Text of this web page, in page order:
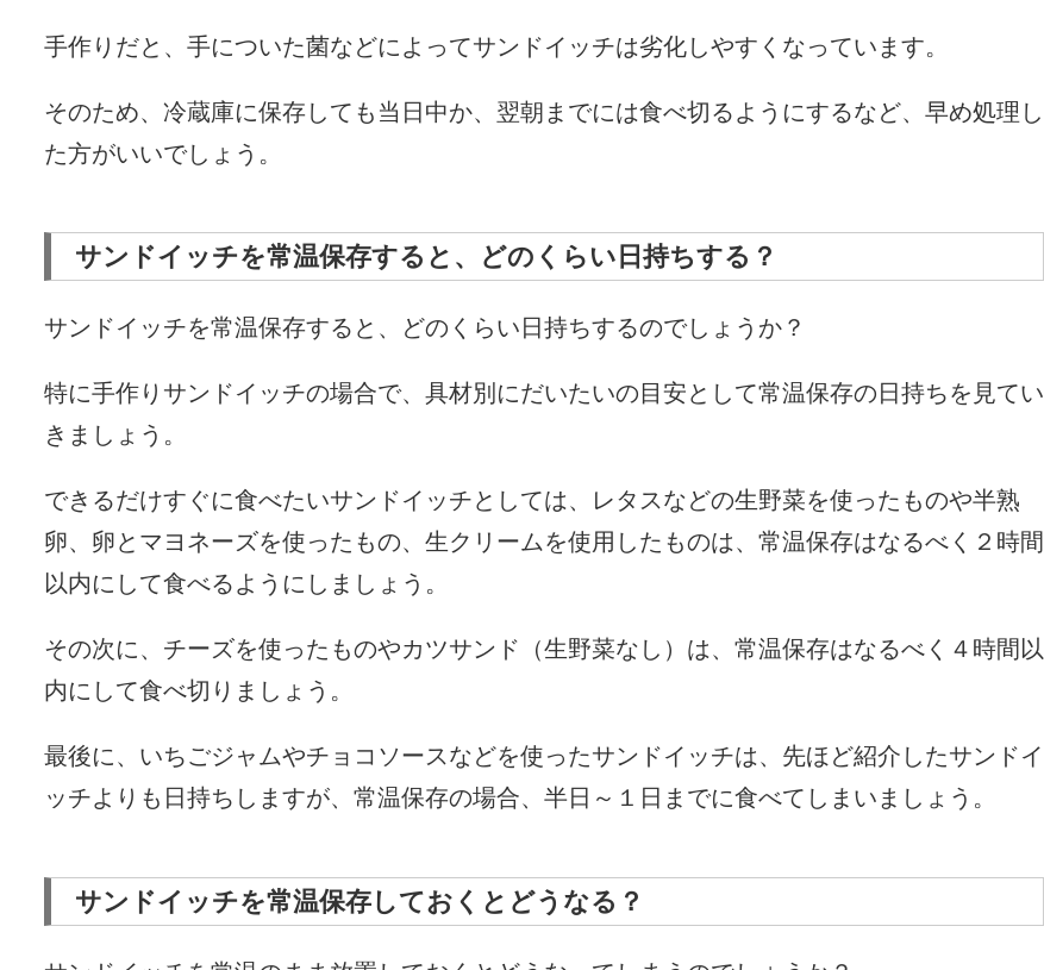
手作りだと、手についた菌などによってサンドイッチは劣化しやすくなっています。
そのため、冷蔵庫に保存しても当日中か、翌朝までには食べ切るようにするなど、早め処理し
た方がいいでしょう。
サンドイッチを常温保存すると、どのくらい日持ちする？
サンドイッチを常温保存すると、どのくらい日持ちするのでしょうか？
特に手作りサンドイッチの場合で、具材別にだいたいの目安として常温保存の日持ちを見てい
きましょう。
できるだけすぐに食べたいサンドイッチとしては、レタスなどの生野菜を使ったものや半熟
卵、卵とマヨネーズを使ったもの、生クリームを使用したものは、常温保存はなるべく２時間
以内にして食べるようにしましょう。
その次に、チーズを使ったものやカツサンド（生野菜なし）は、常温保存はなるべく４時間以
内にして食べ切りましょう。
最後に、いちごジャムやチョコソースなどを使ったサンドイッチは、先ほど紹介したサンドイ
ッチよりも日持ちしますが、常温保存の場合、半日～１日までに食べてしまいましょう。
サンドイッチを常温保存しておくとどうなる？